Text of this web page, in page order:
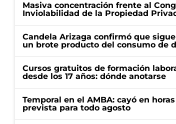
Masiva concentración frente al
Inviolabilidad de la Propiedad
Candela Arizaga confirmó que
un brote producto del consumo de
Cursos gratuitos de formación
desde los 17 años: dónde anotarse
Temporal en el AMBA: cayó en
prevista para todo agosto